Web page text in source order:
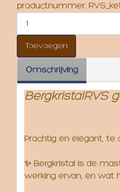
productnummer:
Omschrijving
BergkristalRVS
Prachtig en elegant,
✨ Bergkristal is de
werking ervan, en wat